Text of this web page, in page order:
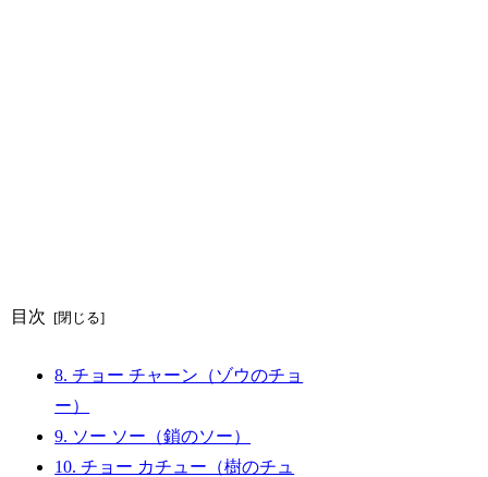
目次
8. チョー チャーン（ゾウのチョ
ー）
9. ソー ソー（鎖のソー）
10. チョー カチュー（樹のチュ